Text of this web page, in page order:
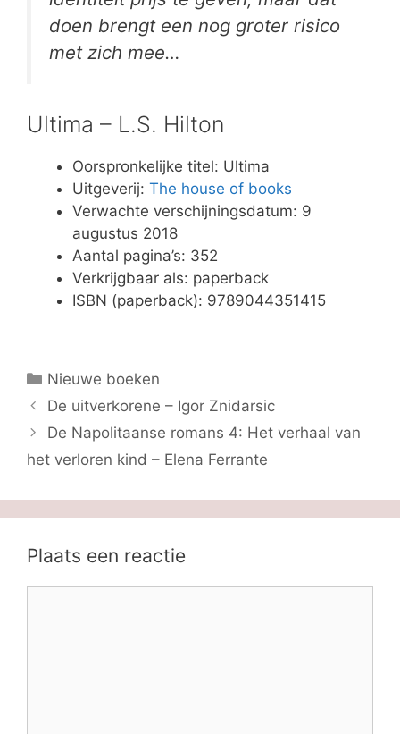
doen brengt een nog groter risico
met zich mee…
Ultima – L.S. Hilton
Oorspronkelijke titel: Ultima
Uitgeverij: The house of books
Verwachte verschijningsdatum: 9
augustus 2018
Aantal pagina’s: 352
Verkrijgbaar als: paperback
ISBN (paperback): 9789044351415
Categorieën
Nieuwe boeken
De uitverkorene – Igor Znidarsic
De Napolitaanse romans 4: Het verhaal van
het verloren kind – Elena Ferrante
Plaats een reactie